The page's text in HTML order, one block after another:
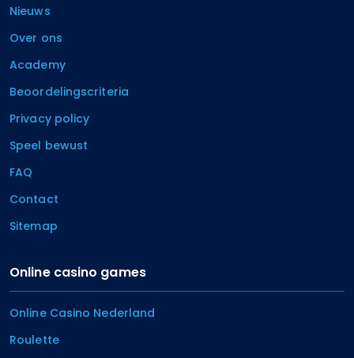
Nieuws
Over ons
Academy
Beoordelingscriteria
Privacy policy
Speel bewust
FAQ
Contact
Sitemap
Online casino games
Online Casino Nederland
Roulette